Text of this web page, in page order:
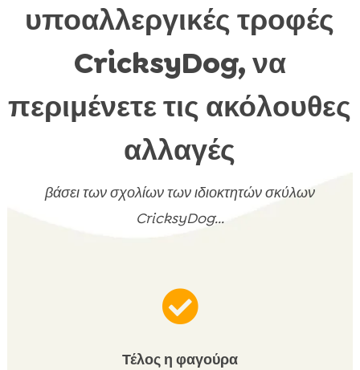
υποαλλεργικές τροφές
CricksyDog, να
περιμένετε τις ακόλουθες
αλλαγές
βάσει των σχολίων των ιδιοκτητών σκύλων
CricksyDog...

Τέλος η φαγούρα